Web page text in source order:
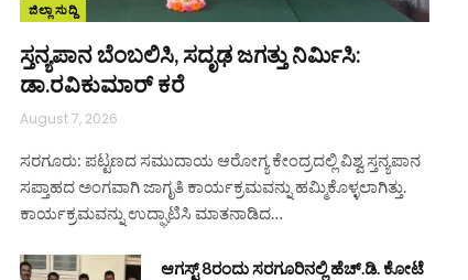
ಜಿಲ್ಲಾ ಸುದ್ದಿ
ಸ್ತನ್ಯಪಾನ ಬೆಂಬಲಿಸಿ, ಸದೃಢ ಜಗತ್ತು ನಿರ್ಮಿಸಿ:
ಡಾ.ರವಿಕುಮಾರ್ ಕರೆ
August 7, 2026
ಸರಗೂರು: ಪಟ್ಟಣದ ಸಮುದಾಯ ಆರೋಗ್ಯ ಕೇಂದ್ರದಲ್ಲಿ ವಿಶ್ವ ಸ್ತನ್ಯಪಾನ
ಸಪ್ತಾಹದ ಅಂಗವಾಗಿ ಜಾಗೃತಿ ಕಾರ್ಯಕ್ರಮವನ್ನು ಹಮ್ಮಿಕೊಳ್ಳಲಾಗಿತ್ತು.
ಕಾರ್ಯಕ್ರಮವನ್ನು ಉದ್ಘಾಟಿಸಿ ಮಾತನಾಡಿದ…
ಆಗಸ್ಟ್ 8ರಂದು ಸರಗೂರಿನಲ್ಲಿ ಹೆಚ್.ಡಿ. ಕೋಟೆ